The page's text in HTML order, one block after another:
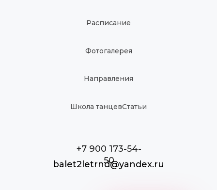
+7 900 173-54-
50
Расписание
Фотогалерея
Направления
Школа танцевСтатьи
balet2letrnd@yandex.ru